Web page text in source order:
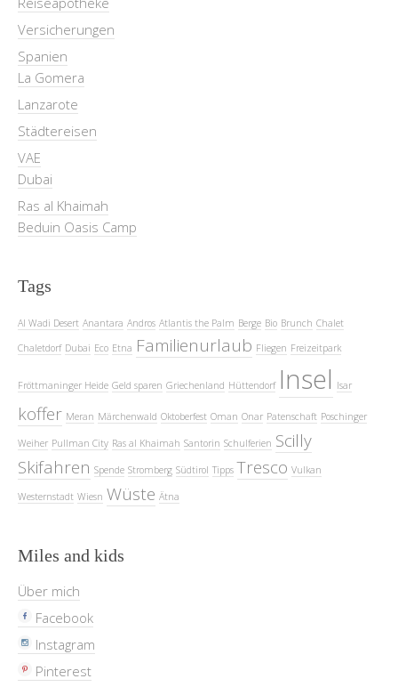
Versicherungen
Spanien
La Gomera
Lanzarote
Städtereisen
VAE
Dubai
Ras al Khaimah
Beduin Oasis Camp
Tags
Al Wadi Desert Anantara Andros Atlantis the Palm Berge Bio Brunch Chalet
Chaletdorf Dubai Eco Etna Familienurlaub Fliegen Freizeitpark
Fröttmaninger Heide Geld sparen Griechenland Hüttendorf Insel Isar
koffer Meran Märchenwald Oktoberfest Oman Onar Patenschaft Poschinger
Weiher Pullman City Ras al Khaimah Santorin Schulferien Scilly
Skifahren Spende Stromberg Südtirol Tipps Tresco Vulkan
Westernstadt Wiesn Wüste Ätna
Miles and kids
Über mich
Facebook
Instagram
Pinterest